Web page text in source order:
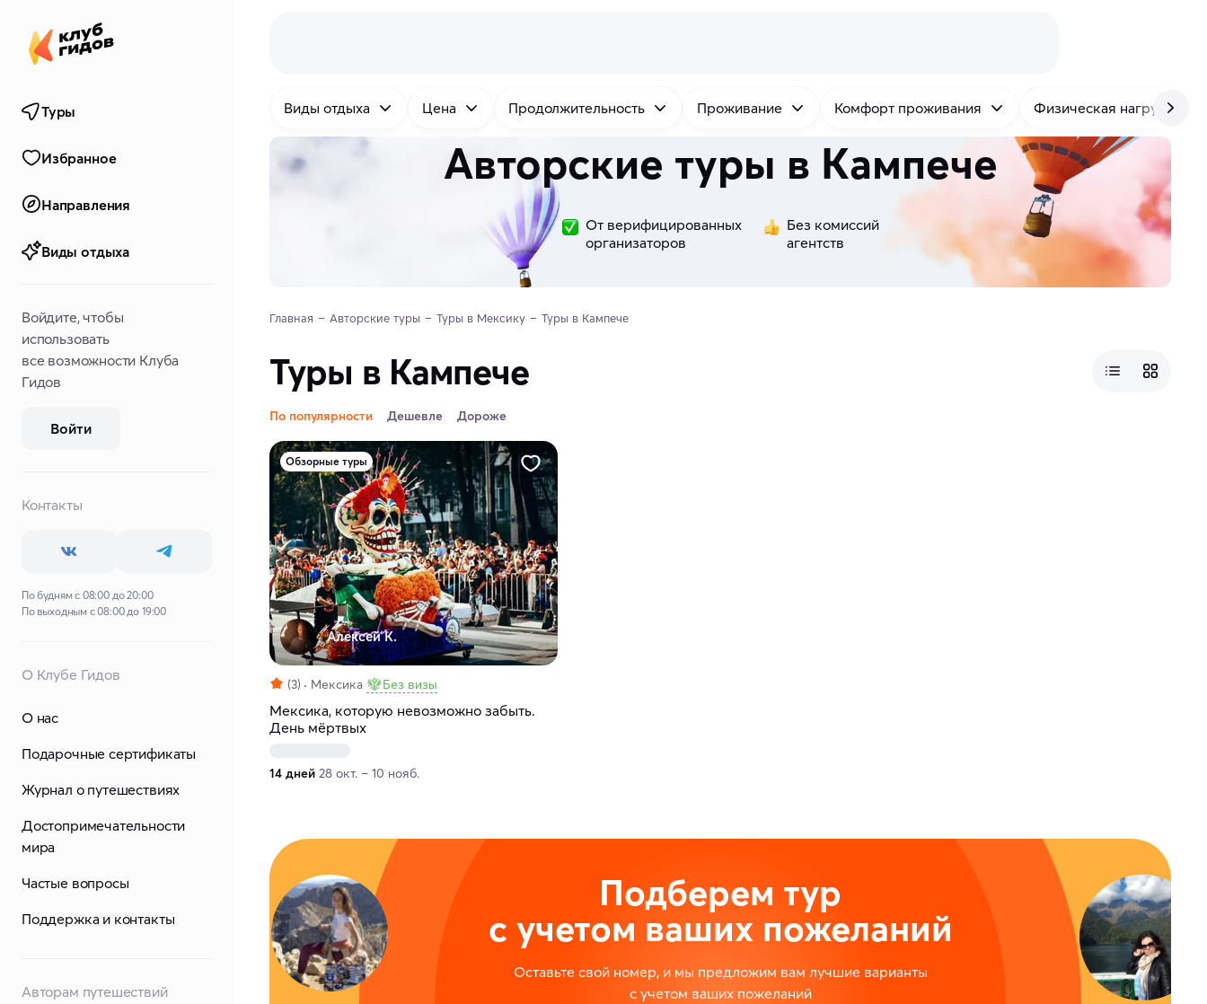
Туры
Избранное
Направления
Виды отдыха
Войдите, чтобы
использовать
все возможности Клуба
Гидов
Войти
Контакты
По будням с 08:00 до 20:00
По выходным с 08:00 до 19:00
О Клубе Гидов
О нас
Подарочные сертификаты
Журнал о путешествиях
Достопримечательности
мира
Частые вопросы
Поддержка и контакты
Авторам путешествий
Виды отдыха Цена Продолжительность Проживание Комфорт проживания Физическая нагрузка
Авторские туры в Кампече
От верифицированных
организаторов
Без комиссий
агентств
Главная Авторские туры Туры в Мексику Туры в Кампече
Туры в Кампече
По популярности Дешевле Дороже
Обзорные туры
Алексей К.
(3) Мексика Без визы
Мексика, которую невозможно забыть.
День мёртвых
14 дней 28 окт. – 10 нояб.
Подберем тур
с учетом ваших пожеланий
Оставьте свой номер, и мы предложим вам лучшие варианты
с учетом ваших пожеланий